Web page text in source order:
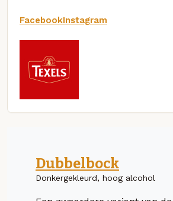
FacebookInstagram
Dubbelbock
Donkergekleurd, hoog alcohol